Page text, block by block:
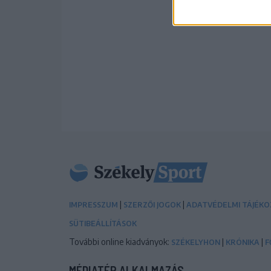
IMPRESSZUM | SZERZŐI JOGOK | ADATVÉDELMI
SÜTIBEÁLLÍTÁSOK
További online kiadványok: SZÉKELYHON | KRÓNIKA |